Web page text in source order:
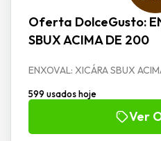
Oferta DolceGusto:
SBUX ACIMA DE 200
ENXOVAL: XICÁRA SBUX
599 usados hoje
Ver